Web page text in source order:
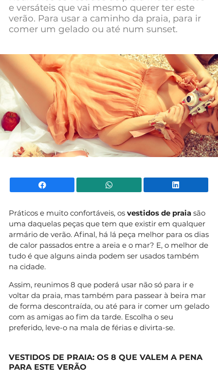
Negócios
e versáteis que vai mesmo querer ter este
verão. Para usar a caminho da praia, para ir
comer um gelado ou até num sunset.
Facebook WhatsApp
Práticos e muito confortáveis, os vestidos de praia são
uma daquelas peças que tem que existir em qualquer
armário de verão. Afinal, há lá peça melhor para os dias
de calor passados entre a areia e o mar? E, o melhor de
tudo é que alguns ainda podem ser usados também
na cidade.
Assim, reunimos 8 que poderá usar não só para ir e
voltar da praia, mas também para passear à beira mar
de forma descontraída, ou até para ir comer um gelado
com as amigas ao fim da tarde. Escolha o seu
preferido, leve-o na mala de férias e divirta-se.
VESTIDOS DE PRAIA: OS 8 QUE VALEM A PENA
PARA ESTE VERÃO